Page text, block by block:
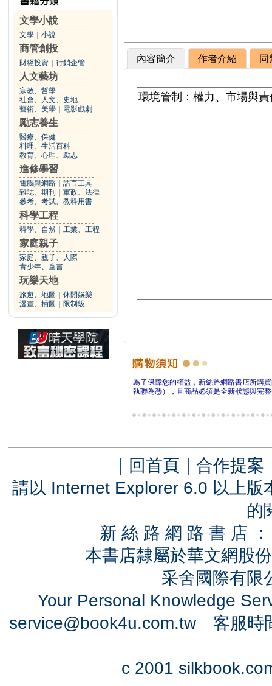
文學小說
文學 小說
商管創投
財經投資 行銷企管
人文藝坊
宗教、哲學
社會、人文、史地
藝術、美學
電影戲劇
勵志養生
醫療、保健
料理、生活百科
教育、心理、勵志
進修學習
電腦與網路
語言工具
雜誌、期刊
軍政、法律
參考、考試、教科用書
科學工程
科學、自然 工業、工程
家庭親子
家庭、親子、人際
青少年、童書
玩樂天地
旅遊、地圖
休閒娛樂
漫畫、插圖
限制級
內容簡介 作者介紹 同
為了保障您的權益，新絲路網路書店所購
執聯為憑），且商品必須是全新狀態與完
｜ 回首頁 ｜ 合作提案
請以 Internet Explorer 6.0 以上
的
新 絲 路 網 路 書 店
本書店隸屬於華文網股
采舍國際有
Your Personal Knowledge
service@book4u.com.tw客服時
c 2001